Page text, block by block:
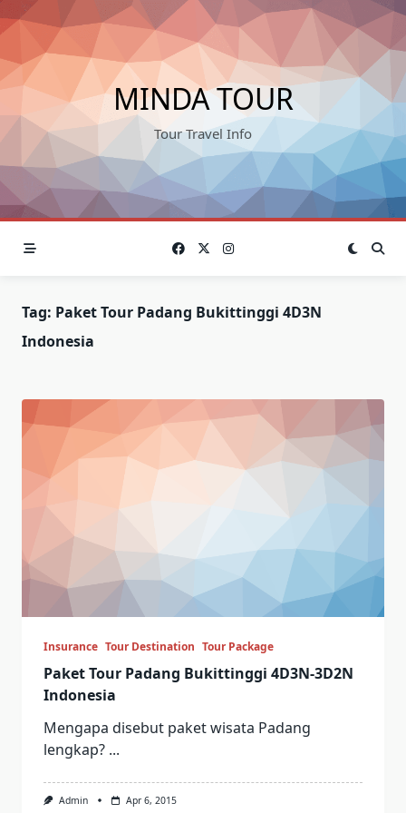
Skip
to
content
MINDA TOUR
Tour Travel Info
Tag: Paket Tour Padang Bukittinggi 4D3N
Indonesia
Insurance Tour Destination Tour Package
Paket Tour Padang Bukittinggi 4D3N-3D2N
Indonesia
Mengapa disebut paket wisata Padang
lengkap? ...
Admin Apr 6, 2015